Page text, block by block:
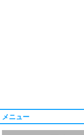
メニュー